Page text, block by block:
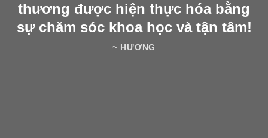
thương được hiện thực hóa bằng
sự chăm sóc khoa học và tận tâm!
~ HƯƠNG